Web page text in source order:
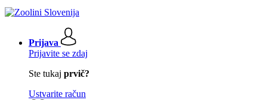
Prijava
Prijavite se zdaj
Ste tukaj prvič?
Ustvarite račun